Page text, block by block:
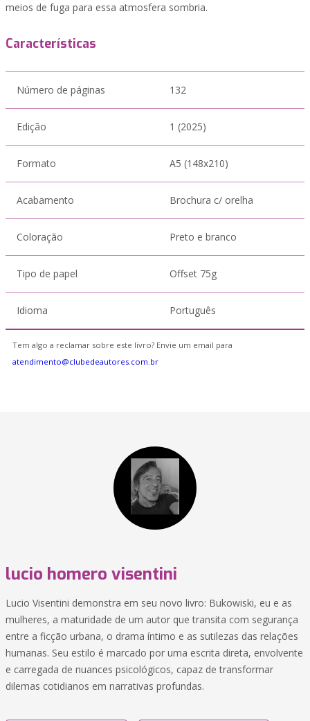
meios de fuga para essa atmosfera sombria.
Características
Número de páginas 132
Edição 1 (2025)
Formato A5 (148x210)
Acabamento Brochura c/ orelha
Coloração Preto e branco
Tipo de papel Offset 75g
Idioma Português
Tem algo a reclamar sobre este livro? Envie um email para
atendimento@clubedeautores.com.br
lucio homero visentini
Lucio Visentini demonstra em seu novo livro: Bukowiski, eu e as
mulheres, a maturidade de um autor que transita com segurança
entre a ficção urbana, o drama íntimo e as sutilezas das relações
humanas. Seu estilo é marcado por uma escrita direta, envolvente
e carregada de nuances psicológicos, capaz de transformar
dilemas cotidianos em narrativas profundas.